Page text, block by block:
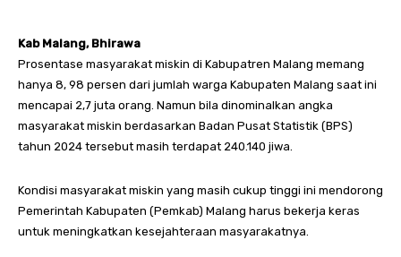
Kab Malang, Bhirawa
Prosentase masyarakat miskin di Kabupatren Malang memang
hanya 8, 98 persen dari jumlah warga Kabupaten Malang saat ini
mencapai 2,7 juta orang. Namun bila dinominalkan angka
masyarakat miskin berdasarkan Badan Pusat Statistik (BPS)
tahun 2024 tersebut masih terdapat 240.140 jiwa.
Kondisi masyarakat miskin yang masih cukup tinggi ini mendorong
Pemerintah Kabupaten (Pemkab) Malang harus bekerja keras
untuk meningkatkan kesejahteraan masyarakatnya.